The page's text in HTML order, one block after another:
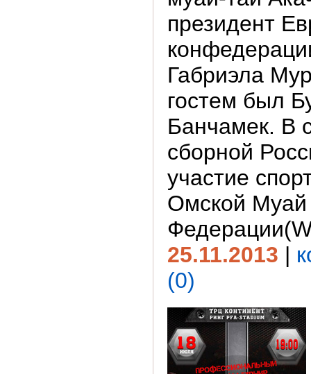
президент
Габриэла
гостем был
Банчамек. В
сборной
участие
Омской Муай
25.11.2013 |
(0)